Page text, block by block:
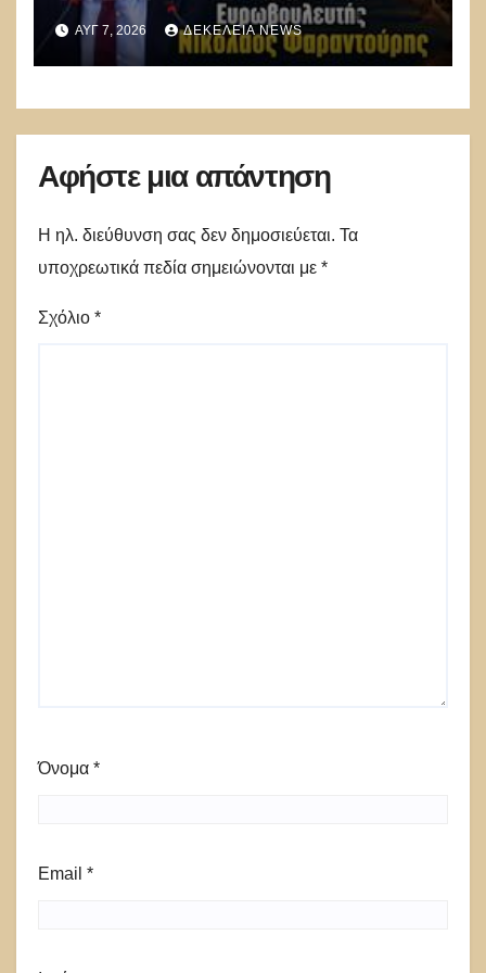
ΑΥΓ 7, 2026 ΔΕΚΈΛΕΙΑ NEWS
Αφήστε μια απάντηση
Η ηλ. διεύθυνση σας δεν δημοσιεύεται. Τα
υποχρεωτικά πεδία σημειώνονται με *
Σχόλιο *
Όνομα *
Email *